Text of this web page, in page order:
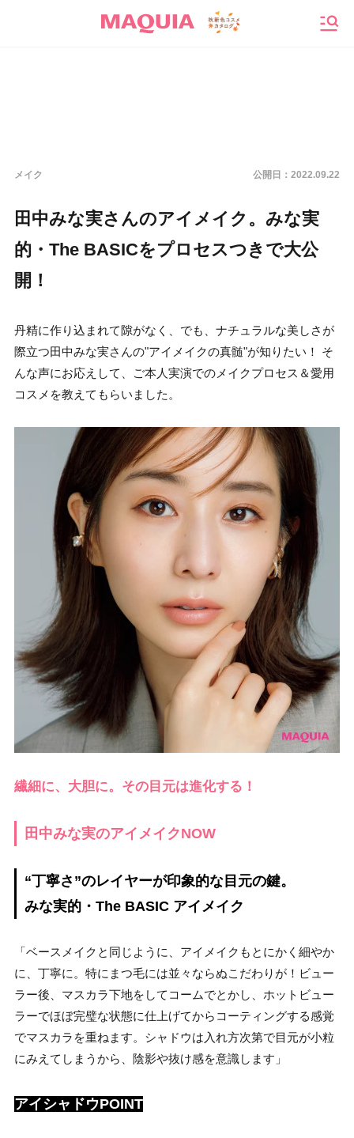
メイク 公開日： 2022.09.22
田中みな実さんのアイメイク。みな実
的・The BASICをプロセスつきで大公
開！
丹精に作り込まれて隙がなく、でも、ナチュラルな美しさが
際立つ田中みな実さんの"アイメイクの真髄"が知りたい！ そ
んな声にお応えして、ご本人実演でのメイクプロセス＆愛用
コスメを教えてもらいました。
繊細に、大胆に。その目元は進化する！
田中みな実のアイメイクNOW
“丁寧さ”のレイヤーが印象的な目元の鍵。
みな実的・The BASIC アイメイク
「ベースメイクと同じように、アイメイクもとにかく細やか
に、丁寧に。特にまつ毛には並々ならぬこだわりが！ビュー
ラー後、マスカラ下地をしてコームでとかし、ホットビュー
ラーでほぼ完璧な状態に仕上げてからコーティングする感覚
でマスカラを重ねます。シャドウは入れ方次第で目元が小粒
にみえてしまうから、陰影や抜け感を意識します」
アイシャドウPOINT